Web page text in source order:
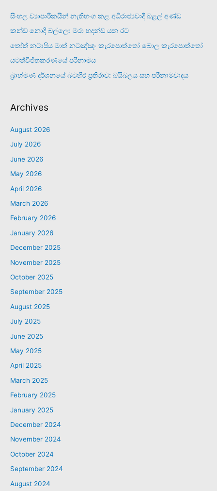
සිංහල ව්‍යාපාරිකයින් නැතිභංග කළ අධිරාජ්‍යවාදී බළල් අණ්ඩ
කන්ඩ නොදී බල්ලො මරා හදන්ඩ යන රට
තෝත් නටාපිය මාත් නටඤ්ඤං කැරපොත්තෝ බොල කැරපොත්තෝ
යටත්විජිතකරණයේ පරිනාමය
බ්‍රාහ්මණ දර්ශනයේ බටහිර ප්‍රතිරාව: බයිබලය සහ පරිනාමවාදය
Archives
August 2026
July 2026
June 2026
May 2026
April 2026
March 2026
February 2026
January 2026
December 2025
November 2025
October 2025
September 2025
August 2025
July 2025
June 2025
May 2025
April 2025
March 2025
February 2025
January 2025
December 2024
November 2024
October 2024
September 2024
August 2024